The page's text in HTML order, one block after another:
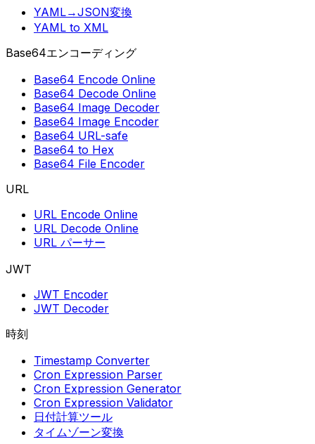
YAML→JSON変換
YAML to XML
Base64エンコーディング
Base64 Encode Online
Base64 Decode Online
Base64 Image Decoder
Base64 Image Encoder
Base64 URL-safe
Base64 to Hex
Base64 File Encoder
URL
URL Encode Online
URL Decode Online
URL パーサー
JWT
JWT Encoder
JWT Decoder
時刻
Timestamp Converter
Cron Expression Parser
Cron Expression Generator
Cron Expression Validator
日付計算ツール
タイムゾーン変換